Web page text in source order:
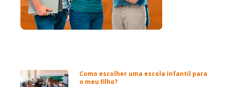
Como escolher uma escola infantil para
o meu filho?